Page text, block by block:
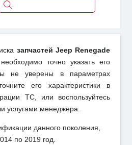
запчастей Jeep Renegade
необходимо точно указать его
не уверены в параметрах
его характеристики в
ТС, или воспользуйтесь
услугами менеджера.
данного поколения,
по 2019 год.